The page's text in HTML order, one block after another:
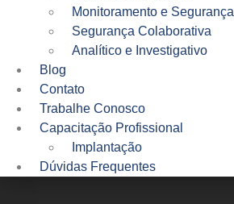
Monitoramento e Segurança​
Segurança Colaborativa
Analítico e Investigativo
Blog
Contato
Trabalhe Conosco
Capacitação Profissional
Implantação
Dúvidas Frequentes